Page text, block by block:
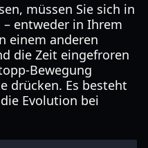
müssen Sie sich in
entweder in Ihrem
einem anderen
die Zeit eingefroren
Bewegung
drücken. Es besteht
Evolution bei